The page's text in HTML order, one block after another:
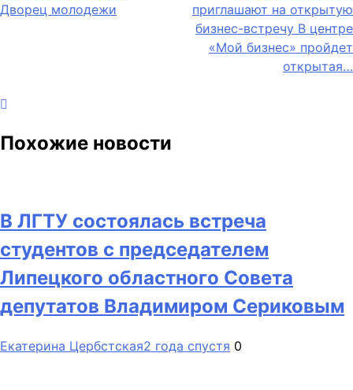
записям
Дворец молодежи
приглашают на открытую
бизнес-встречу В центре
«Мой бизнес» пройдет
открытая…
Похожие новости
В ЛГТУ состоялась встреча
студентов с председателем
Липецкого областного Совета
депутатов Владимиром Сериковым
Екатерина Цербстская2 года спустя 0